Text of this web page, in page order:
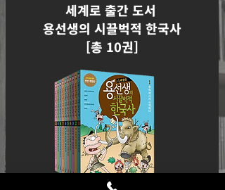
세계로 출간 도서
용선생의 시끌벅적 한국사
[총 10권]